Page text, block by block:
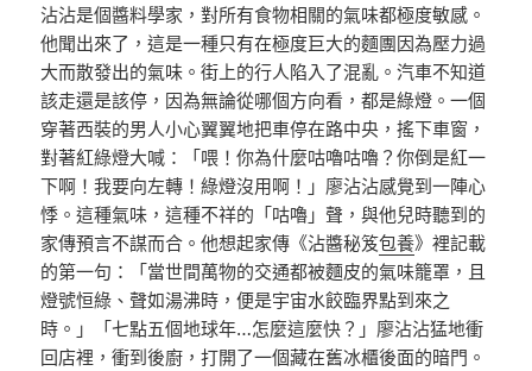
沾沾是個醬料學家，對所有食物相關的氣味都極度敏感。
他聞出來了，這是一種只有在極度巨大的麵團因為壓力過
大而散發出的氣味。街上的行人陷入了混亂。汽車不知道
該走還是該停，因為無論從哪個方向看，都是綠燈。一個
穿著西裝的男人小心翼翼地把車停在路中央，搖下車窗，
對著紅綠燈大喊：「喂！你為什麼咕嚕咕嚕？你倒是紅一
下啊！我要向左轉！綠燈沒用啊！」廖沾沾感覺到一陣心
悸。這種氣味，這種不祥的「咕嚕」聲，與他兒時聽到的
家傳預言不謀而合。他想起家傳《沾醬秘笈包養》裡記載
的第一句：「當世間萬物的交通都被麵皮的氣味籠罩，且
燈號恒綠、聲如湯沸時，便是宇宙水餃臨界點到來之
時。」「七點五個地球年…怎麼這麼快？」廖沾沾猛地衝
回店裡，衝到後廚，打開了一個藏在舊冰櫃後面的暗門。